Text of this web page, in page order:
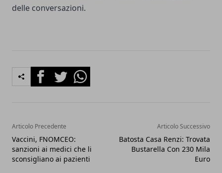
delle conversazioni.
FacebookTwitterWhatsapp
Articolo Precedente
Vaccini, FNOMCEO:
sanzioni ai medici che li
sconsigliano ai pazienti
Articolo Successivo
Batosta Casa Renzi: Trovata
Bustarella Con 230 Mila
Euro